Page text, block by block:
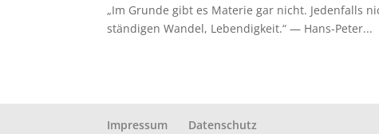
„Im Grunde gibt es Materie gar nicht. Jedenfalls
ständigen Wandel, Lebendigkeit.“ — Hans-Peter...
Impressum Datenschutz